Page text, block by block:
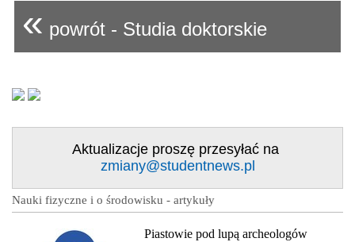
« powrót - Studia doktorskie
Aktualizacje proszę przesyłać na
zmiany@studentnews.pl
Nauki fizyczne i o środowisku - artykuły
Piastowie pod lupą archeologów